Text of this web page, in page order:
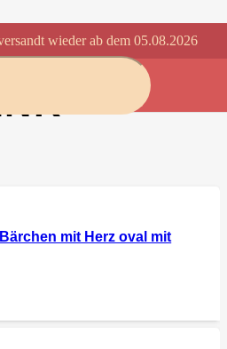
wieder ab dem 05.08.2026
mit Herz oval mit